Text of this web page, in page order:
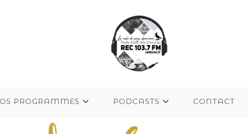
PROGRAMMES PODCASTS CONTACT